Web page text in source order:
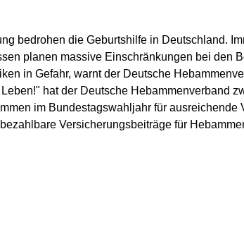
bedrohen die Geburtshilfe in Deutschland.
planen massive Einschränkungen bei den
in Gefahr, warnt der Deutsche
hat der Deutsche Hebammenverband
im Bundestagswahljahr für ausreichende
Versicherungsbeiträge für